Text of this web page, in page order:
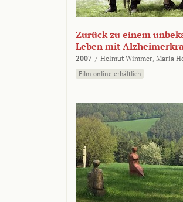
Zurück zu einem
Leben mit
2007 / Helmut Wimmer, Maria
Film online erhältlich